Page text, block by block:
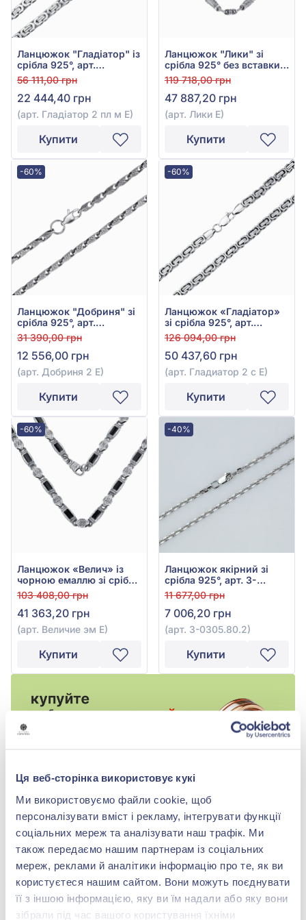
Ця веб-сторінка використовує кукі
Ми використовуємо файли cookie, щоб
персоналізувати вміст і рекламу, інтегрувати функції
соціальних мереж та аналізувати наш трафік. Ми
також передаємо нашим партнерам із соціальних
мереж, реклами й аналітики інформацію про те, як ви
користуєтеся нашим сайтом. Вони можуть поєднувати
її з іншою інформацією, яку ви їм надали або яку вони
зібрали під час вашого користування їхніми
Ланцюжок "Гладіатор" із
срібла 925°, арт.
Гладіатор 2 пл м Е
56 111,00 грн
22 444,40 грн
(арт. Гладіатор 2 пл м Е)
Купити
Ланцюжок "Лики" зі
срібла 925° без вставки,
арт. Лики Е
119 718,00 грн
47 887,20 грн
(арт. Лики Е)
Купити
-60%
Ланцюжок "Добриня" зі
срібла 925°, арт.
Добриня 2 Е
31 390,00 грн
12 556,00 грн
(арт. Добриня 2 Е)
Купити
-60%
Ланцюжок «Гладіатор»
зі срібла 925°, арт.
Гладиатор 2 с Е
126 094,00 грн
50 437,60 грн
(арт. Гладиатор 2 с Е)
Купити
-60%
Ланцюжок «Велич» із
чорною емаллю зі срібла
925°, арт. Величие эм Е
103 408,00 грн
41 363,20 грн
(арт. Величие эм Е)
Купити
-40%
Ланцюжок якірний зі
срібла 925°, арт. 3-
0305.80.2
11 677,00 грн
7 006,20 грн
(арт. 3-0305.80.2)
Купити
-40% -40%